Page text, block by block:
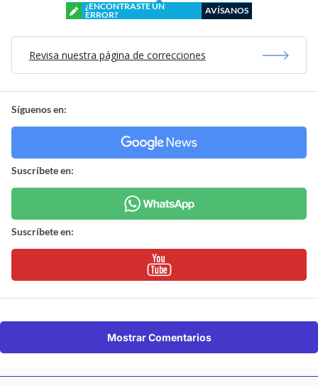
¿ENCONTRASTE UN
ERROR?
AVÍSANOS
Revisa nuestra página de correcciones
Síguenos en:
Suscríbete en:
Suscríbete en:
Mostrar Comentarios